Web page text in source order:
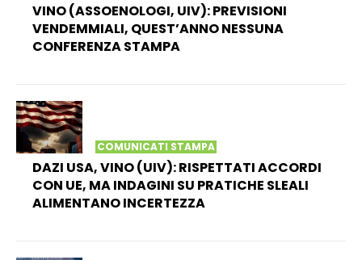
VINO (ASSOENOLOGI, UIV): PREVISIONI
VENDEMMIALI, QUEST’ANNO NESSUNA
CONFERENZA STAMPA
COMUNICATI STAMPA
DAZI USA, VINO (UIV): RISPETTATI ACCORDI
CON UE, MA INDAGINI SU PRATICHE SLEALI
ALIMENTANO INCERTEZZA